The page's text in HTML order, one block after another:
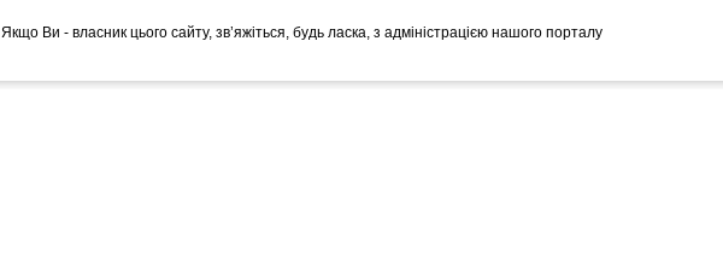
Якщо Ви - власник цього сайту, зв’яжіться, будь ласка, з адміністрацією нашого порталу